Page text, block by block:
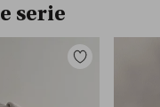
serie
Toevoegen